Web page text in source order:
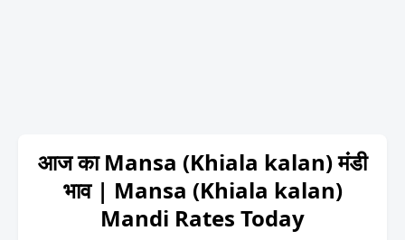
आज का Mansa (Khiala kalan) मंडी
भाव | Mansa (Khiala kalan)
Mandi Rates Today